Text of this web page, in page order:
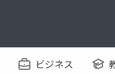
ビジネス